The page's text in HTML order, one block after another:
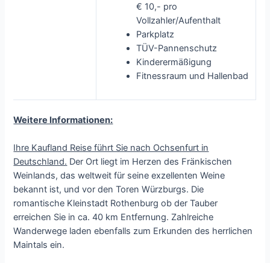
€ 10,- pro
Vollzahler/Aufenthalt
Parkplatz
TÜV-Pannenschutz
Kinderermäßigung
Fitnessraum und Hallenbad
Weitere Informationen:
Ihre Kaufland Reise führt Sie nach Ochsenfurt in
Deutschland. Der Ort liegt im Herzen des Fränkischen
Weinlands, das weltweit für seine exzellenten Weine
bekannt ist, und vor den Toren Würzburgs. Die
romantische Kleinstadt Rothenburg ob der Tauber
erreichen Sie in ca. 40 km Entfernung. Zahlreiche
Wanderwege laden ebenfalls zum Erkunden des herrlichen
Maintals ein.